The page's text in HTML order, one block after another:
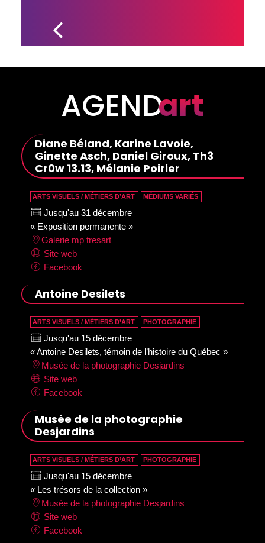
AGENDart
Diane Béland, Karine Lavoie,
Ginette Asch, Daniel Giroux, Th3
Cr0w 13.13, Mélanie Poirier
ARTS VISUELS / MÉTIERS D’ART MÉDIUMS VARIÉS
Jusqu'au 31 décembre
« Exposition permanente »
Galerie mp tresart
Site web
Facebook
Antoine Desilets
ARTS VISUELS / MÉTIERS D’ART PHOTOGRAPHIE
Jusqu'au 15 décembre
« Antoine Desilets, témoin de l’histoire du Québec »
Musée de la photographie Desjardins
Site web
Facebook
Musée de la photographie
Desjardins
ARTS VISUELS / MÉTIERS D’ART PHOTOGRAPHIE
Jusqu'au 15 décembre
« Les trésors de la collection »
Musée de la photographie Desjardins
Site web
Facebook